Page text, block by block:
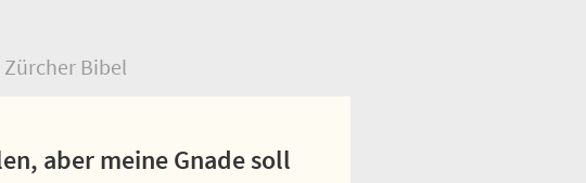
Zürcher Bibel
aber meine Gnade soll